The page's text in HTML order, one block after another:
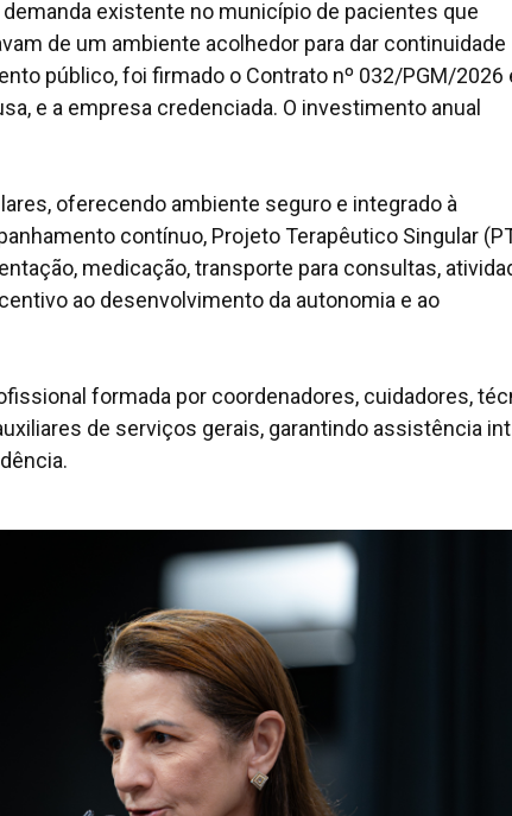
existente no município de pacientes que
de um ambiente acolhedor para dar continuidade
público, foi firmado o Contrato nº 032/PGM/2026
e a empresa credenciada. O investimento anual
oferecendo ambiente seguro e integrado à
contínuo, Projeto Terapêutico Singular
medicação, transporte para consultas,
ao desenvolvimento da autonomia e ao
formada por coordenadores, cuidadores,
de serviços gerais, garantindo assistência